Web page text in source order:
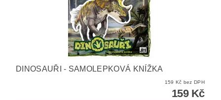
DINOSAUŘI - SAMOLEPKOVÁ KNÍŽKA
159 Kč bez DPH
159 Kč